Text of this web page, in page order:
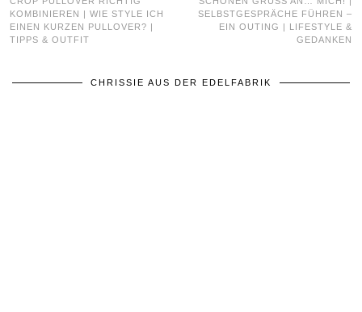
KOMBINIEREN | WIE STYLE ICH
EINEN KURZEN PULLOVER? |
TIPPS & OUTFIT
ELBSTGESPRÄCHE FÜHREN – E
IN OUTING | LIFESTYLE & G
EDANKEN
CHRISSIE AUS DER EDELFABRIK